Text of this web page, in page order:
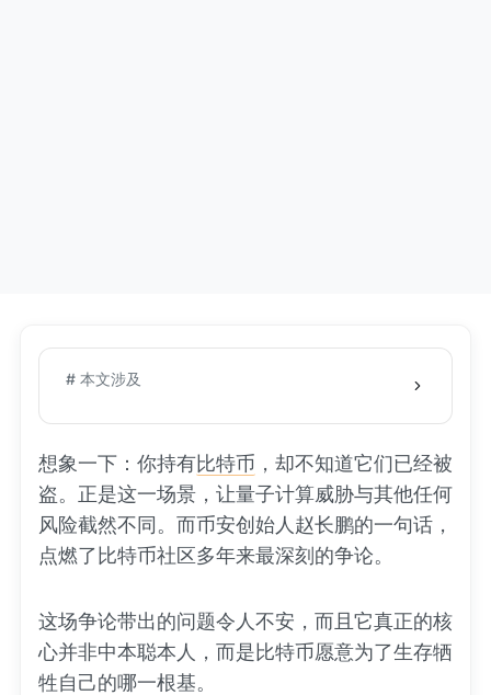
# 本文涉及
想象一下：你持有比特币 ，却不知道它们已经被
盗。正是这一场景，让量子计算威胁与其他任何
风险截然不同。而币安创始人赵长鹏的一句话，
点燃了比特币社区多年来最深刻的争论。
这场争论带出的问题令人不安，而且它真正的核
心并非中本聪本人，而是比特币愿意为了生存牺
牲自己的哪一根基。